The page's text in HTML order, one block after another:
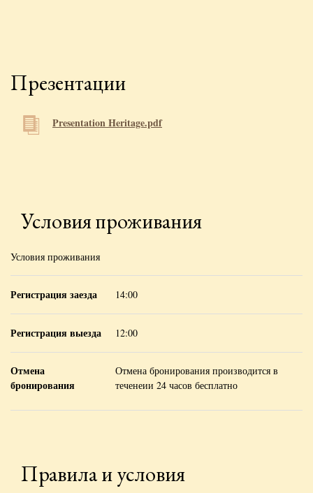
Презентации
Presentation Heritage.pdf
Условия проживания
Условия проживания
Регистрация заезда 14:00
Регистрация выезда 12:00
Отмена
бронирования
Отмена бронирования производится в
теченеии 24 часов бесплатно
Правила и условия